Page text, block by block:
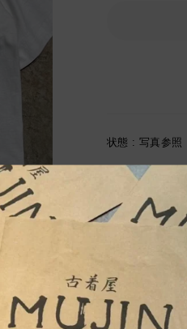
状態 : 写真参照
サイズ(cm) 着
古着屋MUJINの
サイズは当社
表記サイズは商
測定値の若干の